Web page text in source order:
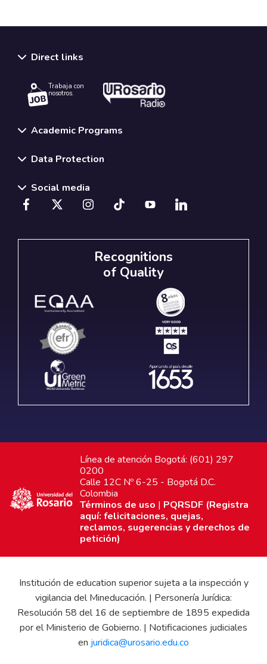
Direct links
Trabaja con
nosotros.
Academic Programs
Data Protection
Social media
Recognitions
of Quality
Línea de atención Bogotá: (601) 297
0200
Calle 12C Nº 6-25 - Bogotá D.C.
Colombia
Términos de uso | PQRSDF (Registra
aquí: felicitaciones, quejas,
reclamos, sugerencias y derechos de
petición)
Institución de education superior sujeta a la inspección y
vigilancia del Mineducación. | Personería Jurídica:
Resolución 58 del 16 de septiembre de 1895 expedida
por el Ministerio de Gobierno. | Notificaciones judiciales
en juridica@urosario.edu.co